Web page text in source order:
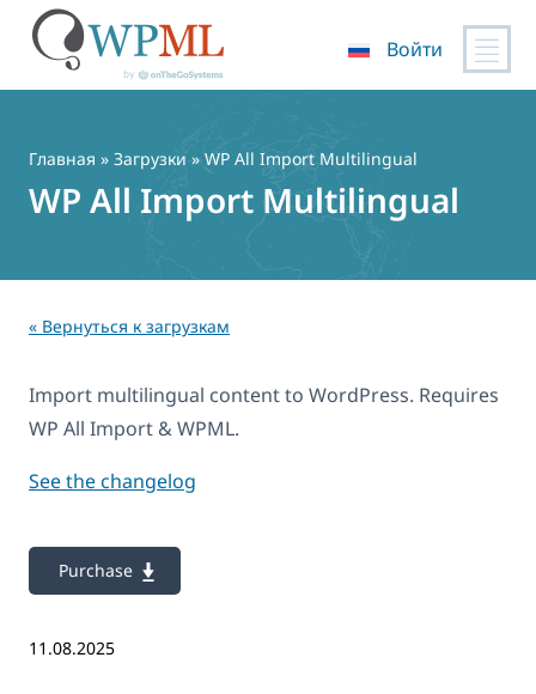
содержимому
Войти
Главная » Загрузки » WP All Import Multilingual
WP All Import Multilingual
« Вернуться к загрузкам
Import multilingual content to WordPress. Requires
WP All Import & WPML.
See the changelog
Purchase
11.08.2025